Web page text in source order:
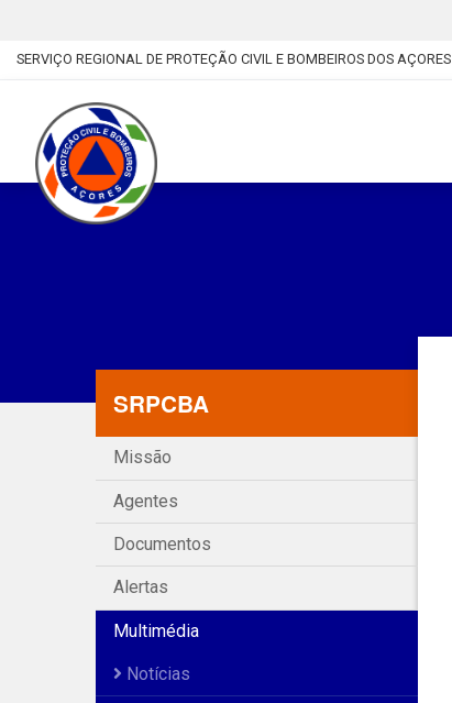
SERVIÇO REGIONAL DE PROTEÇÃO CIVIL E BOMBEIROS DOS AÇORES
SRPCBA
Missão
Agentes
Documentos
Alertas
Multimédia
Notícias